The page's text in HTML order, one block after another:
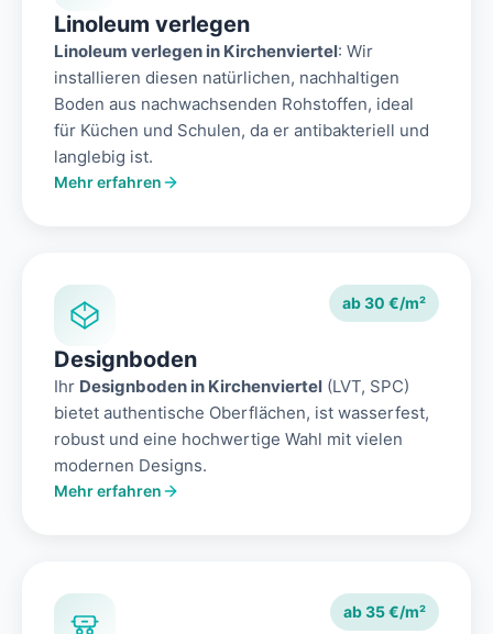
Linoleum verlegen
Linoleum verlegen in Kirchenviertel: Wir
installieren diesen natürlichen, nachhaltigen
Boden aus nachwachsenden Rohstoffen, ideal
für Küchen und Schulen, da er antibakteriell und
langlebig ist.
Mehr erfahren
ab 30 €/m²
Designboden
Ihr Designboden in Kirchenviertel (LVT, SPC)
bietet authentische Oberflächen, ist wasserfest,
robust und eine hochwertige Wahl mit vielen
modernen Designs.
Mehr erfahren
ab 35 €/m²